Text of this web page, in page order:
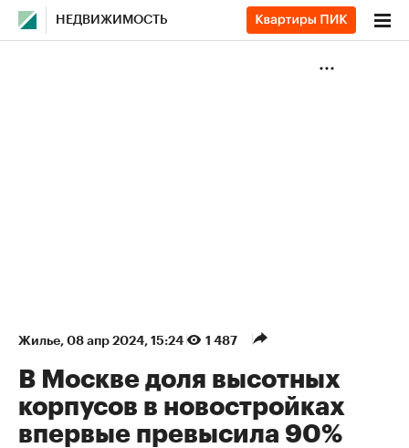
НЕДВИЖИМОСТЬ
Жилье⁠, 08 апр 2024, 15:24 1 487
В Москве доля высотных
корпусов в новостройках
впервые превысила 90%